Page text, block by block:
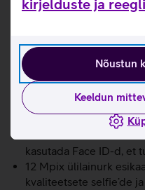
kirjelduste ja
Nõustun
Keeldun
M4 kiip tagab
kestvusega.
Ultra Retina XDR
valgustugevusega.
tehnoloogia muudavad
reageerivaks.
Lainurk kaamera abil
kasutada Face ID-d, et
12 Mpix ülilainurk
kvaliteetsete selfie’de